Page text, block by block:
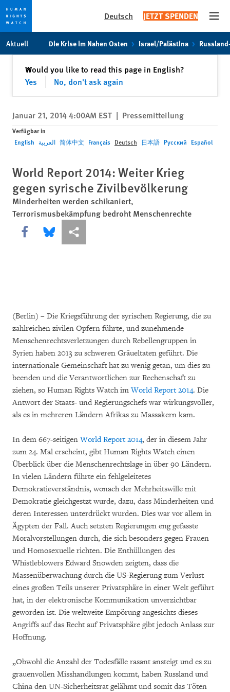
Skip
to
Skip
to
content
Deutsch JETZT SPENDEN
Aktuell Die Krise im Nahen Osten Israel/Palästina
Would you like to read this page in English?
Yes
No, don't ask again
✕Schließen
Januar 21, 2014 4:00AM EST | Pressemitteilung
Verfügbar in
English العربية 简体中文 Français Deutsch 日本語 Русский Español
World Report 2014: Weiter Krieg
gegen syrische Zivilbevölkerung
Minderheiten werden schikaniert,
Terrorismusbekämpfung bedroht Menschenrechte
Share this via Facebook
Share this via Bluesky
More sharing options
(Berlin) – Die Kriegsführung der syrischen Regierung, die zu
zahlreichen zivilen Opfern führte, und zunehmende
Menschenrechtsverletzungen durch Rebellengruppen in
Syrien haben 2013 zu schweren Gräueltaten geführt. Die
internationale Gemeinschaft hat zu wenig getan, um dies zu
beenden und die Verantwortlichen zur Rechenschaft zu
ziehen, so Human Rights Watch imWorld Report 2014. Die
Antwort der Staats- und Regierungschefs war wirkungsvoller,
als es in mehreren Ländern Afrikas zu Massakern kam.
In dem 667-seitigenWorld Report 2014, der in diesem Jahr
zum 24. Mal erscheint, gibt Human Rights Watch einen
Überblick über die Menschenrechtslage in über 90 Ländern.
In vielen Ländern führte ein fehlgeleitetes
Demokratieverständnis, wonach der Mehrheitswille mit
Demokratie gleichgestzt wurde, dazu, dass Minderheiten und
deren Interessen unterdrückt wurden. Dies war vor allem in
Ägypten der Fall. Auch setzten Regierungen eng gefasste
Moralvorstellungen durch, die sich besonders gegen Frauen
und Homosexuelle richten. Die Enthüllungen des
Whistleblowers Edward Snowden zeigten, dass die
Massenüberwachung durch die US-Regierung zum Verlust
eines großen Teils unserer Privatsphäre in einer Welt geführt
hat, in der elektronische Kommunikation unverzichtbar
geworden ist. Die weltweite Empörung angesichts dieses
Angriffs auf das Recht auf Privatsphäre gibt jedoch Anlass zur
Hoffnung.
„Obwohl die Anzahl der Todesfälle rasant ansteigt und es zu
grauenvollen Misshandlungen kommt, haben Russland und
China den UN-Sicherheitsrat gelähmt und somit das Töten